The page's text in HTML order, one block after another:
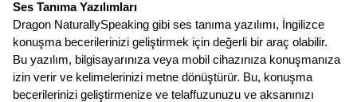
Ses Tanıma Yazılımları
Dragon NaturallySpeaking gibi ses tanıma yazılımı, İngilizce
konuşma becerilerinizi geliştirmek için değerli bir araç olabilir.
Bu yazılım, bilgisayarınıza veya mobil cihazınıza konuşmanıza
izin verir ve kelimelerinizi metne dönüştürür. Bu, konuşma
becerilerinizi geliştirmenize ve telaffuzunuzu ve aksanınızı